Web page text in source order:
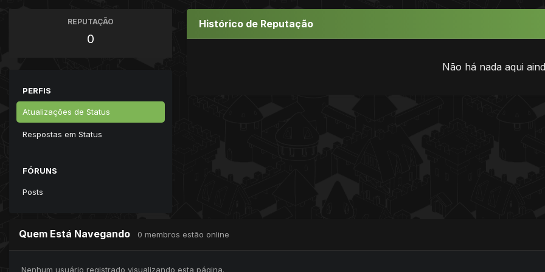
REPUTAÇÃO
0
PERFIS
Atualizações de Status
Respostas em Status
FÓRUNS
Posts
Histórico de Reputação
Não há nada aqui
Quem Está Navegando 0 membros estão online
Nenhum usuário registrado visualizando esta página.